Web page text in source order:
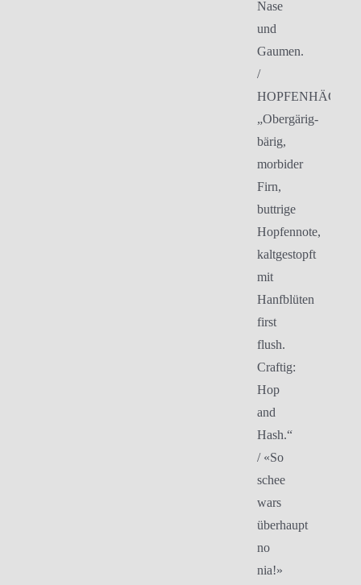
Nase
und
Gaumen.
/
„Obergärig-
bärig,
morbider
Firn,
buttrige
Hopfennote,
kaltgestopft
mit
Hanfblüten
first
flush.
Craftig:
Hop
and
Hash.“
/ «So
schee
wars
überhaupt
no
nia!»